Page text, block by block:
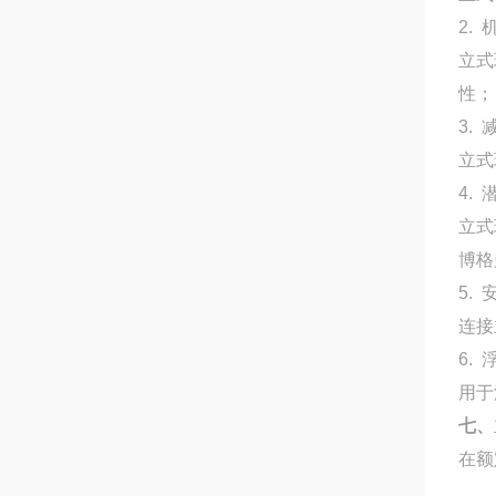
2.
立
性；
3.
立
4.
立
博
5.
连
6.
用
七、
在